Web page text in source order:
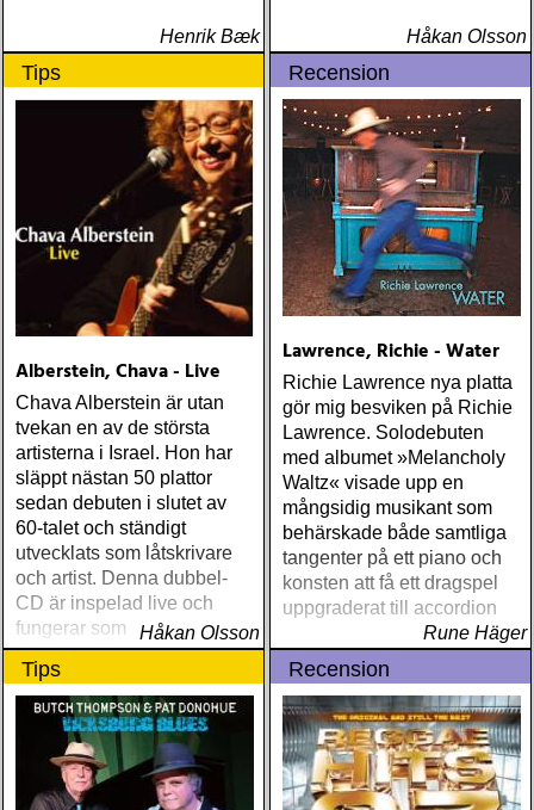
Henrik Bæk Håkan Olsson
Tips
Alberstein, Chava - Live
Chava Alberstein är utan
tvekan en av de största
artisterna i Israel. Hon har
släppt nästan 50 plattor
sedan debuten i slutet av
60-talet och ständigt
utvecklats som låtskrivare
och artist. Denna dubbel-
CD är inspelad live och
fungerar som en utmärkt
introduktion till denna
världsartist.
Håkan Olsson
Recension
Lawrence, Richie - Water
Richie Lawrence nya platta
gör mig besviken på Richie
Lawrence. Solodebuten
med albumet »Melancholy
Waltz« visade upp en
mångsidig musikant som
behärskade både samtliga
tangenter på ett piano och
konsten att få ett dragspel
uppgraderat till accordion
Rune Häger
Tips Recension